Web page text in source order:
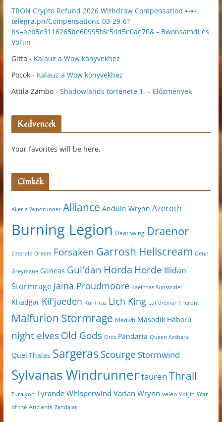
TRON Crypto Refund 2026 Withdraw Compensation ➸➸
telegra.ph/Compensations-03-29-6?
hs=aeb5e3116265be60995f6c54d5e0ae70&- Bwonsamdi és
Vol’jin
Gitta - Kalauz a Wow könyvekhez
Pocok- Kalauz a Wow könyvekhez
Attila Zambo- Shadowlands története 1. – Előzmények
Kedvencek
Your favorites will be here.
Címkék
Alleria Windrunner Alliance Anduin Wrynn Azeroth
Burning Legion Deathwing Draenor
Emerald Dream Forsaken Garrosh Hellscream Genn
Greymane Gilneas Gul'dan Horda Horde Illidan
Stormrage Jaina Proudmoore Kael'thas Sunstrider
Khadgar Kil'jaeden Kul Tiras Lich King Lor'themar Theron
Malfurion Stormrage Medivh Második Háború
night elves Old Gods Orcs Pandaria Queen Azshara
Quel'Thalas Sargeras Scourge Stormwind
Sylvanas Windrunnertauren Thrall
Turalyon Tyrande Whisperwind Varian Wrynn velen Vol'jin War
of the Ancients Zandalari